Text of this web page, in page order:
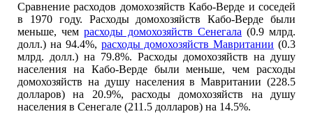
Сравнение расходов домохозяйств Кабо-Верде и соседей
в 1970 году. Расходы домохозяйств Кабо-Верде были
меньше, чем расходы домохозяйств Сенегала (0.9 млрд.
долл.) на 94.4%, расходы домохозяйств Мавритании (0.3
млрд. долл.) на 79.8%. Расходы домохозяйств на душу
населения на Кабо-Верде были меньше, чем расходы
домохозяйств на душу населения в Мавритании (228.5
долларов) на 20.9%, расходы домохозяйств на душу
населения в Сенегале (211.5 долларов) на 14.5%.